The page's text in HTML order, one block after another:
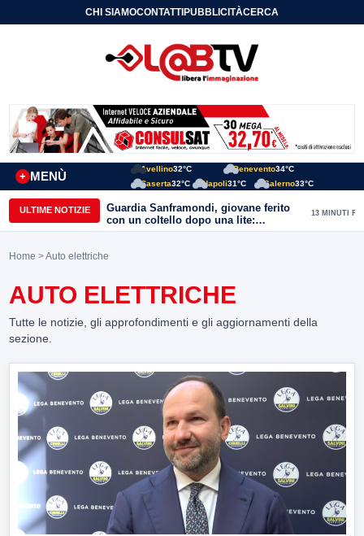
CHI SIAMOCONTATTIPUBBLICITÀCERCA
MENÙ
+
Avellino32°C Benevento34°C
Caserta32°C Napoli31°C Salerno33°C
ULTIME NOTIZIE
Guardia Sanframondi, giovane ferito
con un coltello dopo una lite:
individuato il presunto autore
13 MINUTI FA
Home > Auto elettriche
AUTO ELETTRICHE
Tutte le notizie, gli approfondimenti e gli aggiornamenti della
sezione.